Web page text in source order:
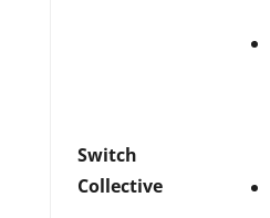
Switch
Collective